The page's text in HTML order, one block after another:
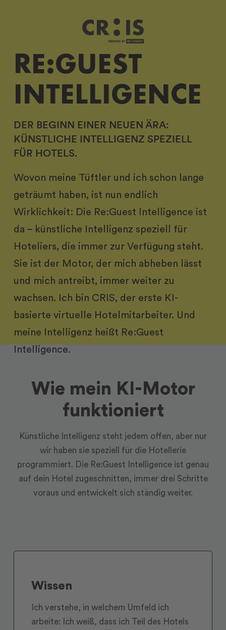
RE:GUEST
INTELLIGENCE
DER BEGINN EINER NEUEN ÄRA:
KÜNSTLICHE INTELLIGENZ SPEZIELL
FÜR HOTELS.
Wovon meine Tüftler und ich schon lange
geträumt haben, ist nun endlich
Wirklichkeit: Die Re:Guest Intelligence ist
da – künstliche Intelligenz speziell für
Hoteliers, die immer zur Verfügung steht.
Sie ist der Motor, der mich abheben lässt
und mich antreibt, immer weiter zu
wachsen. Ich bin CRIS, der erste KI-
basierte virtuelle Hotelmitarbeiter. Und
meine Intelligenz heißt Re:Guest
Intelligence.
Wie mein KI-Motor
funktioniert
Künstliche Intelligenz steht jedem offen, aber nur
wir haben sie speziell für die Hotellerie
programmiert. Die Re:Guest Intelligence ist genau
auf dein Hotel zugeschnitten, immer drei Schritte
voraus und entwickelt sich ständig weiter.
Wissen
Ich verstehe, in welchem Umfeld ich
arbeite: Ich weiß, dass ich Teil des Hotels